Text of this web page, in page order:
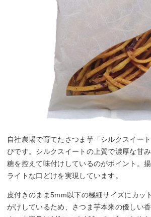
自社農場で育てたさつま芋「シルクスイー
ぴです。シルクスイートの上質で濃厚な甘
糖を控えて味付けしているのがポイント。
ライトな口どけを実現しています。
皮付きのまま5mm以下の極細サイズにカッ
がけしているため、さつま芋本来の優しい